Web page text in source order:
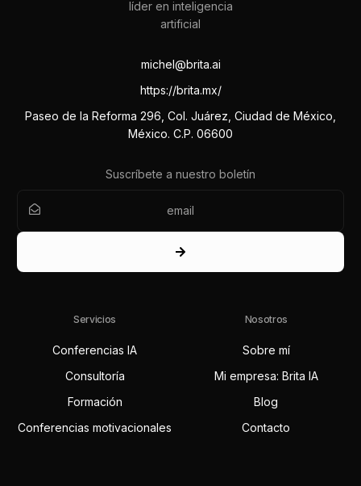
michel@brita.ai
https://brita.mx/
Paseo de la Reforma 296, Col. Juárez, Ciudad de México,
México. C.P. 06600
Suscríbete a nuestro boletín
Servicios
Conferencias IA
Consultoría
Formación
Conferencias motivacionales
Nosotros
Sobre mí
Mi empresa: Brita IA
Blog
Contacto